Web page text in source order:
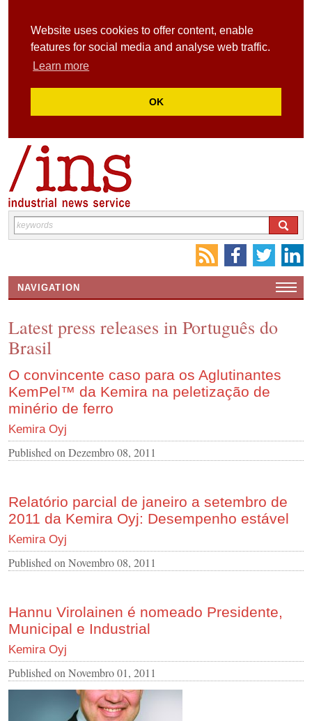
Website uses cookies to offer content, enable
features for social media and analyse web traffic.
Learn more
OK
NAVIGATION
CONTACT US
INS MAIN WEBSITE
ABOUT US
Latest press releases in Português do
Brasil
O convincente caso para os Aglutinantes
KemPel™ da Kemira na peletização de
minério de ferro
Kemira Oyj
Published on Dezembro 08, 2011
Relatório parcial de janeiro a setembro de
2011 da Kemira Oyj: Desempenho estável
Kemira Oyj
Published on Novembro 08, 2011
Hannu Virolainen é nomeado Presidente,
Municipal e Industrial
Kemira Oyj
Published on Novembro 01, 2011